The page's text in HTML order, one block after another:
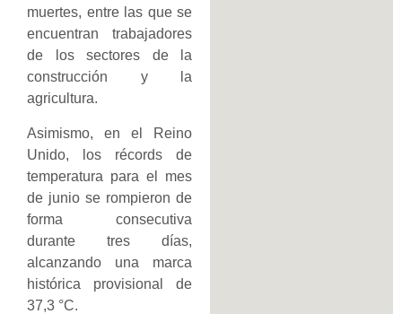
muertes, entre las que se
encuentran trabajadores
de los sectores de la
construcción y la
agricultura.
Asimismo, en el Reino
Unido, los récords de
temperatura para el mes
de junio se rompieron de
forma consecutiva
durante tres días,
alcanzando una marca
histórica provisional de
37,3 °C.